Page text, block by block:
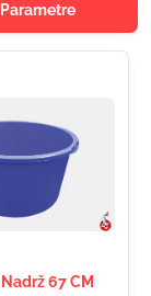
Parametre
Nadrž 67 CM